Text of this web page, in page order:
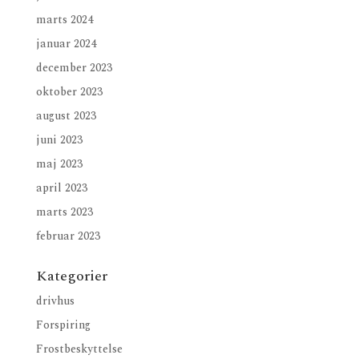
marts 2024
januar 2024
december 2023
oktober 2023
august 2023
juni 2023
maj 2023
april 2023
marts 2023
februar 2023
Kategorier
drivhus
Forspiring
Frostbeskyttelse